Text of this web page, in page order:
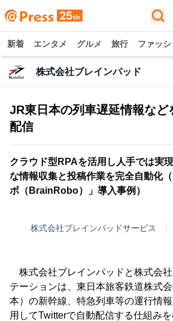
新着 エンタメ グルメ 旅行 ファッ
株式会社ブレインパッド
JR東日本の列車遅延情報な
配信
クラウド型RPAを活用し人手では実
な情報収集と投稿作業を完全自動化
ボ（BrainRobo）」導入事例）
株式会社ブレインパッドサービス
株式会社ブレインパッドと株式会
テーションは、東日本旅客鉄道株式
本）の新幹線、特急列車等の運行情
用してTwitterで自動配信する仕組み